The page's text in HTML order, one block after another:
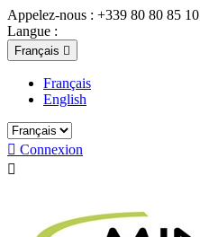
Appelez-nous : +339 80 80 85 10
Langue :
Français 
Français
English
 Connexion
